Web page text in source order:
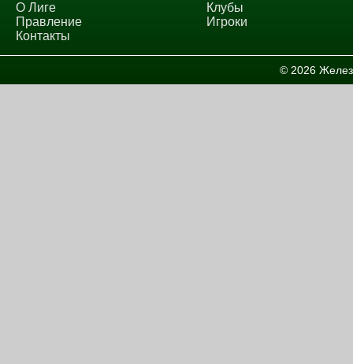
О Лиге
Правление
Контакты
Клубы
Игроки
© 2026